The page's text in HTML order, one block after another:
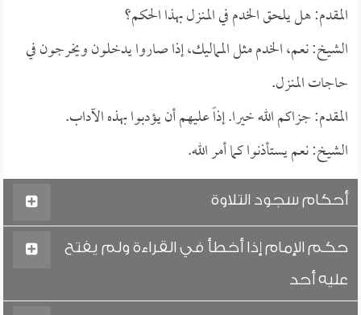
المقدم: هل يلحق الخدم في المنزل بهذا الحكم؟
الشيخ: نعم، الخدم مثل المماليك، إذا صاروا يدخلون ويخرجون في
حاجات المنزل.
المقدم: جزاكم الله خيرا. إذاً عليهم أن يؤدبوا بهذه الآداب.
الشيخ: نعم يستأذنوا كما أمر الله.
أحكام سجود التلاوة
حكم الإمام إذا أخطأ في القراءة ولم يفتح
عليه أحد